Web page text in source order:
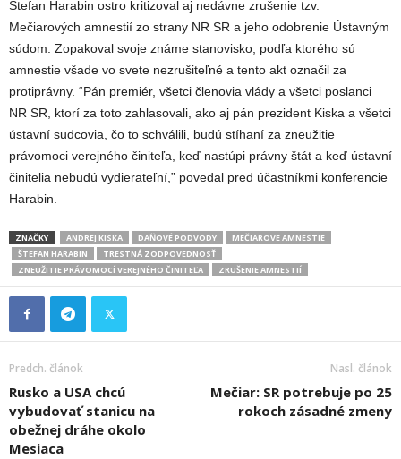
Štefan Harabin ostro kritizoval aj nedávne zrušenie tzv.
Mečiarových amnestií zo strany NR SR a jeho odobrenie Ústavným
súdom. Zopakoval svoje známe stanovisko, podľa ktorého sú
amnestie všade vo svete nezrušiteľné a tento akt označil za
protiprávny. “Pán premiér, všetci členovia vlády a všetci poslanci
NR SR, ktorí za toto zahlasovali, ako aj pán prezident Kiska a všetci
ústavní sudcovia, čo to schválili, budú stíhaní za zneužitie
právomoci verejného činiteľa, keď nastúpi právny štát a keď ústavní
činitelia nebudú vydierateľní,” povedal pred účastníkmi konferencie
Harabin.
ZNAČKY ANDREJ KISKA DAŇOVÉ PODVODY
MEČIAROVE AMNESTIE
ŠTEFAN HARABIN
TRESTNÁ ZODPOVEDNOSŤ
ZNEUŽITIE PRÁVOMOCÍ VEREJNÉHO ČINITEĽA
ZRUŠENIE AMNESTIÍ
Predch. článok
Rusko a USA chcú
vybudovať stanicu na
obežnej dráhe okolo
Mesiaca
Nasl. článok
Mečiar: SR potrebuje po 25
rokoch zásadné zmeny